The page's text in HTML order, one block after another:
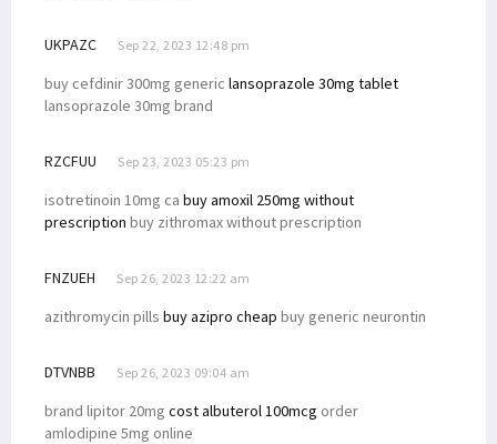
UKPAZC Sep 22, 2023 12:48 pm
buy cefdinir 300mg generic lansoprazole 30mg tablet
lansoprazole 30mg brand
RZCFUU Sep 23, 2023 05:23 pm
isotretinoin 10mg ca buy amoxil 250mg without
prescription buy zithromax without prescription
FNZUEH Sep 26, 2023 12:22 am
azithromycin pills buy azipro cheap buy generic neurontin
DTVNBB Sep 26, 2023 09:04 am
brand lipitor 20mg cost albuterol 100mcg order
amlodipine 5mg online